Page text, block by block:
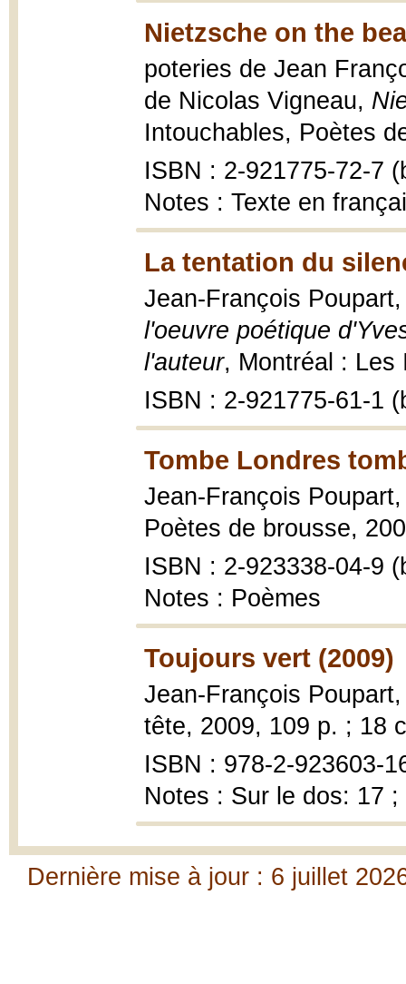
Nietzsche on the
poteries de Jean
de Nicolas Vigneau,
Intouchables, Poètes
ISBN : 2-921775-72-7
Notes : Texte en
La tentation du
Jean-François
l'oeuvre poétique
l'auteur, Montréal : Les
ISBN : 2-921775-61-1
Tombe Londres
Jean-François
Poètes de brousse,
ISBN : 2-923338-04-9
Notes : Poèmes
Toujours vert (2009)
Jean-François
tête, 2009, 109 p. ; 18
ISBN : 978-2-923603-
Notes : Sur le dos: 17 ;
Dernière mise à jour : 6 juillet